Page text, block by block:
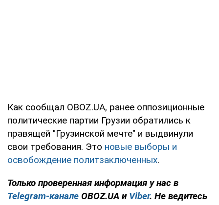
Как сообщал OBOZ.UA, ранее оппозиционные
политические партии Грузии обратились к
правящей "Грузинской мечте" и выдвинули
свои требования. Это новые выборы и
освобождение политзаключенных.
Только проверенная информация у нас в
Telegram-канале OBOZ.UA и Viber. Не ведитесь